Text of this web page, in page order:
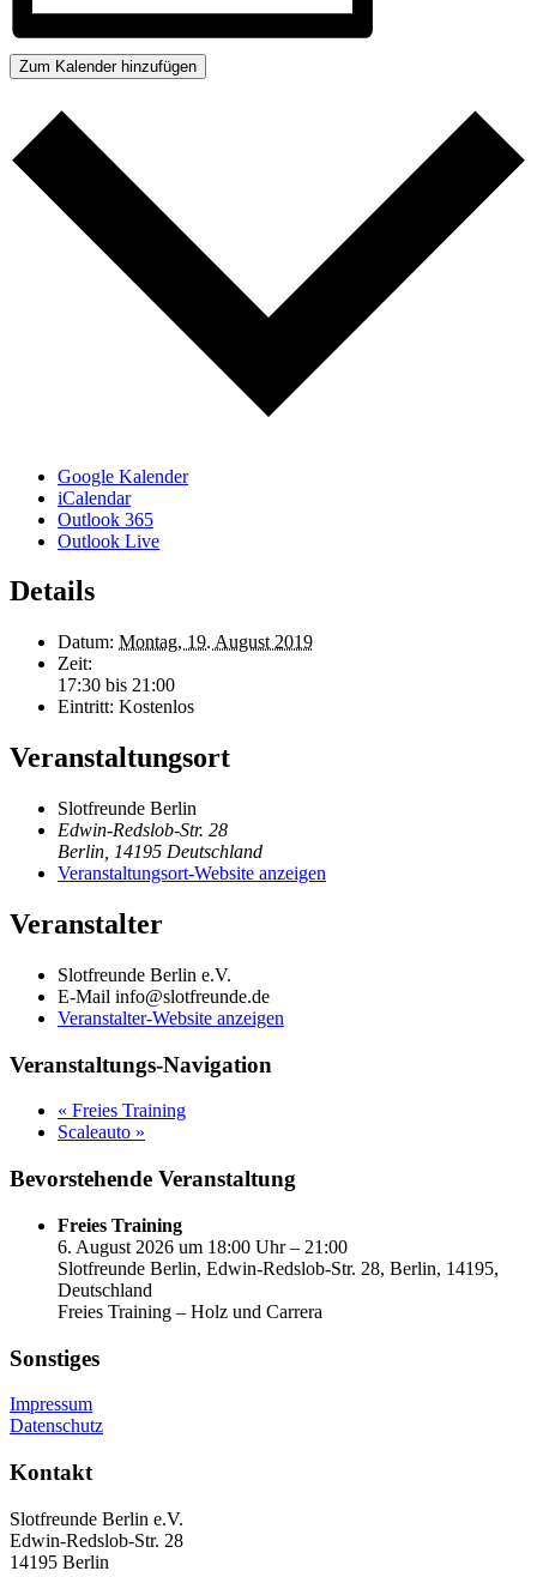
Zum Kalender hinzufügen
Google Kalender
iCalendar
Outlook 365
Outlook Live
Details
Datum: Montag, 19. August 2019
Zeit:
17:30 bis 21:00
Eintritt: Kostenlos
Veranstaltungsort
Slotfreunde Berlin
Edwin-Redslob-Str. 28
Berlin 14195 Deutschland
Veranstaltungsort-Website anzeigen
Veranstalter
Slotfreunde Berlin e.V.
E-Mail info@slotfreunde.de
Veranstalter-Website anzeigen
Veranstaltungs-Navigation
« Freies Training
Scaleauto »
Bevorstehende Veranstaltung
Freies Training
6. August 2026 um 18:00 Uhr – 21:00
Slotfreunde Berlin, Edwin-Redslob-Str. 28, Berlin, 14195,
Deutschland
Freies Training – Holz und Carrera
Sonstiges
Impressum
Datenschutz
Kontakt
Slotfreunde Berlin e.V.
Edwin-Redslob-Str. 28
14195 Berlin